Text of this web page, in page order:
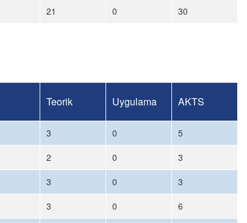
21 0 30
Teorik Uygulama AKTS
3 0
5
2 0
3
3 0
3
3 0
6